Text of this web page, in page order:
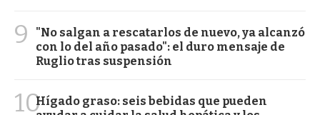
9
"No salgan a rescatarlos de nuevo, ya alcanzó
con lo del año pasado": el duro mensaje de
Ruglio tras suspensión
10Hígado graso: seis bebidas que pueden